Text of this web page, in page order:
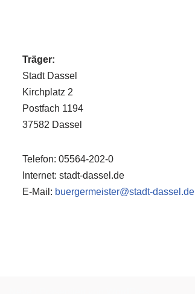
Träger:
Stadt Dassel
Kirchplatz 2
Postfach 1194
37582 Dassel
Telefon: 05564-202-0
Internet: stadt-dassel.de
E-Mail: buergermeister@stadt-dassel.de